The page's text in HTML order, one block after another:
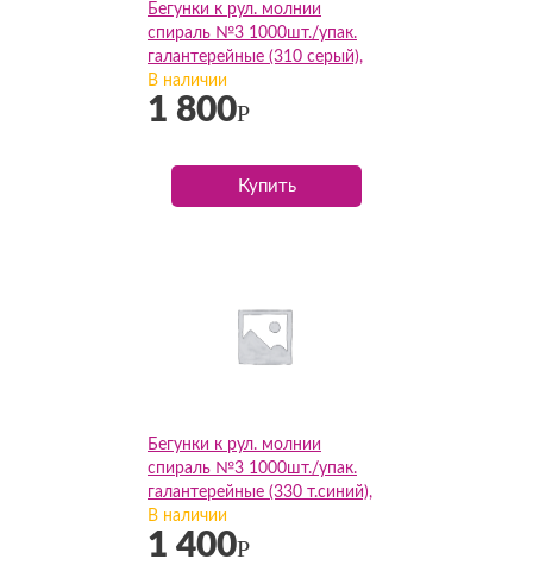
Бегунки к рул. молнии
спираль №3 1000шт./упак.
галантерейные (310 серый),
упак
В наличии
1 800Р
Купить
Бегунки к рул. молнии
спираль №3 1000шт./упак.
галантерейные (330 т.синий),
упак
В наличии
1 400Р